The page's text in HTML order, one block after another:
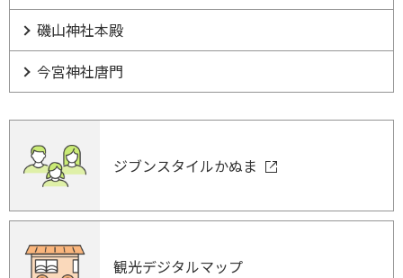
磯山神社本殿
今宮神社唐門
ジブンスタイルかぬま
観光デジタルマップ